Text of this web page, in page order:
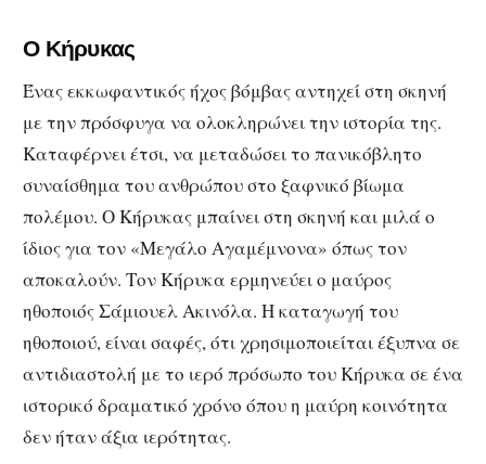
Ο Κήρυκας
Ένας εκκωφαντικός ήχος βόμβας αντηχεί στη σκηνή
με την πρόσφυγα να ολοκληρώνει την ιστορία της.
Καταφέρνει έτσι, να μεταδώσει το πανικόβλητο
συναίσθημα του ανθρώπου στο ξαφνικό βίωμα
πολέμου. Ο Κήρυκας μπαίνει στη σκηνή και μιλά ο
ίδιος για τον «Μεγάλο Αγαμέμνονα» όπως τον
αποκαλούν. Τον Κήρυκα ερμηνεύει ο μαύρος
ηθοποιός Σάμιουελ Ακινόλα. Η καταγωγή του
ηθοποιού, είναι σαφές, ότι χρησιμοποιείται έξυπνα σε
αντιδιαστολή με το ιερό πρόσωπο του Κήρυκα σε ένα
ιστορικό δραματικό χρόνο όπου η μαύρη κοινότητα
δεν ήταν άξια ιερότητας.